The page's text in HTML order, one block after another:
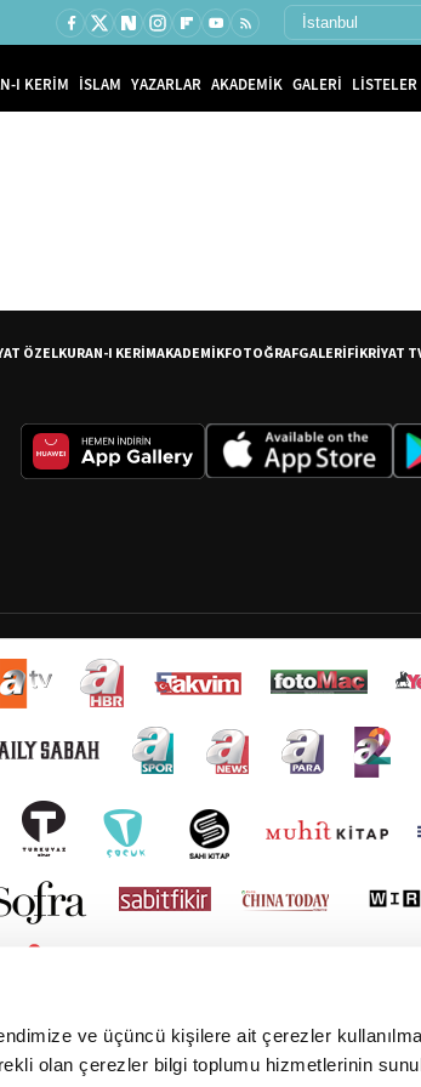
ve üçüncü kişilere ait çerezler
olan çerezler bilgi toplumu hizmetlerinin
I KERİM İSLAM YAZARLAR AKADEMİK GALERİ LİSTELER
ÖZELKURAN-I KERİMAKADEMİKFOTOĞRAFGALERİFİKRİYAT